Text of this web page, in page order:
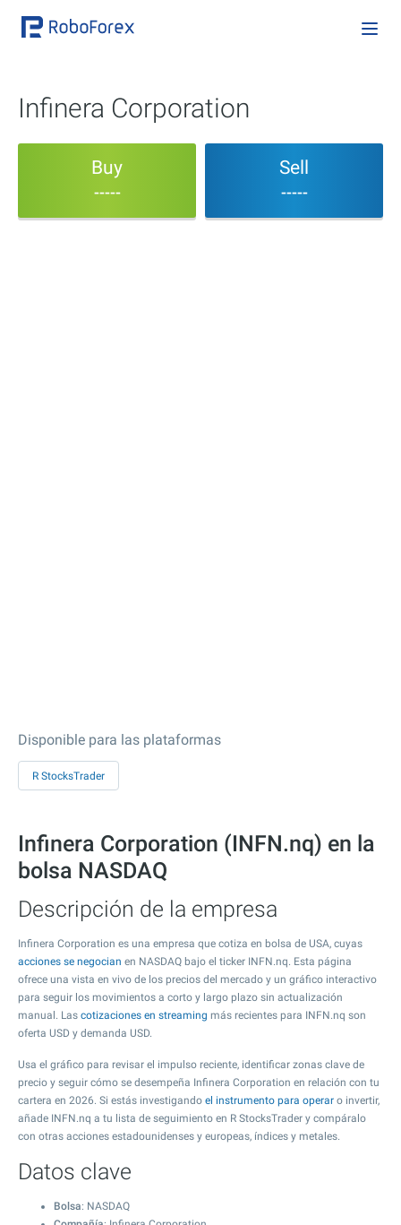
Infinera Corporation
Buy
-----
Sell
-----
Disponible para las plataformas
R StocksTrader
Infinera Corporation (INFN.nq) en la
bolsa NASDAQ
Descripción de la empresa
Infinera Corporation es una empresa que cotiza en bolsa de USA, cuyas
acciones se negocian en NASDAQ bajo el ticker INFN.nq. Esta página
ofrece una vista en vivo de los precios del mercado y un gráfico interactivo
para seguir los movimientos a corto y largo plazo sin actualización
manual. Las cotizaciones en streaming más recientes para INFN.nq son
oferta USD y demanda USD.
Usa el gráfico para revisar el impulso reciente, identificar zonas clave de
precio y seguir cómo se desempeña Infinera Corporation en relación con tu
cartera en 2026. Si estás investigando el instrumento para operar o invertir,
añade INFN.nq a tu lista de seguimiento en R StocksTrader y compáralo
con otras acciones estadounidenses y europeas, índices y metales.
Datos clave
Bolsa: NASDAQ